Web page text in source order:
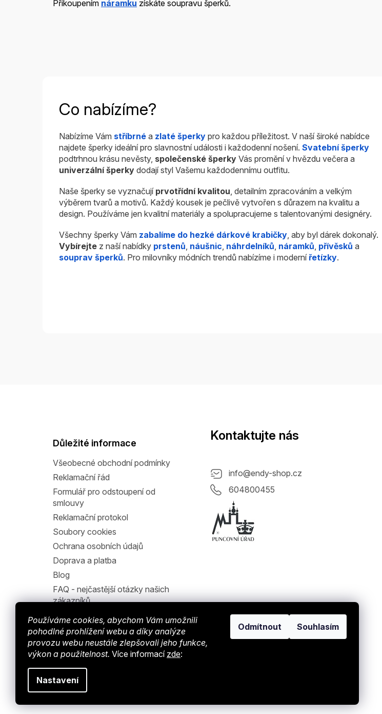
Používáme cookies, abychom Vám umožnili
pohodlné prohlížení webu a díky analýze
provozu webu neustále zlepšovali jeho funkce,
výkon a použitelnost. Více informací zde:
Nastavení
Odmítnout Souhlasím
Přikoupením náramku získáte soupravu šperků.
Co nabízíme?
Nabízíme Vám stříbrné a zlaté šperky pro každou příležitost. V naší široké nabídce
najdete šperky ideální pro slavnostní události i každodenní nošení. Svatební šperky
podtrhnou krásu nevěsty, společenské šperky Vás promění v hvězdu večera a
univerzální šperky dodají styl Vašemu každodennímu outfitu.
Naše šperky se vyznačují prvotřídní kvalitou , detailním zpracováním a velkým
výběrem tvarů a motivů. Každý kousek je pečlivě vytvořen s důrazem na kvalitu a
design. Používáme jen kvalitní materiály a spolupracujeme s talentovanými designéry.
Všechny šperky Vám zabalíme do hezké dárkové krabičky , aby byl dárek dokonalý.
Vybírejte z naší nabídky prstenů náušnic náhrdelníků náramků přívěsků a
souprav šperků. Pro milovníky módních trendů nabízíme i modernířetízky.
Důležité informace
Všeobecné obchodní podmínky
Reklamační řád
Formulář pro odstoupení od
smlouvy
Reklamační protokol
Soubory cookies
Ochrana osobních údajů
Doprava a platba
Blog
FAQ - nejčastější otázky našich
zákazníků
Jak nakupovat
Hodnocení obchodu
Kontaktujte nás
info@endy-shop.cz
604800455
Copyright © 2024 Endy-shop.cz. Všechna práva vyhrazena.